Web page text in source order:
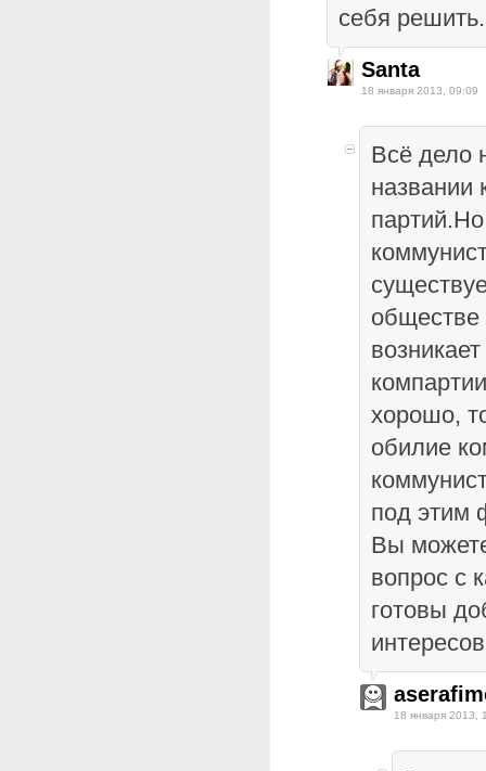
себя решить.
Santa
18 января 2013, 09:09
Всё дело
названии
обществе
хорошо,
обилие
под этим
Вы
вопрос с
готовы
18 января 2013,